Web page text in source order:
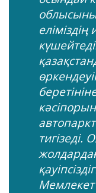
тигізеді.